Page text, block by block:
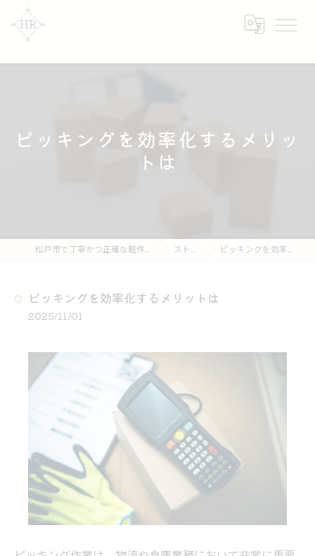
ピッキングを効率化するメリッ
トは
松戸市で丁寧かつ正確な軽作業なら【株式会社HR】 ストーリー ピッキングを効率化するメリットは
ピッキングを効率化するメリットは
2025/11/01